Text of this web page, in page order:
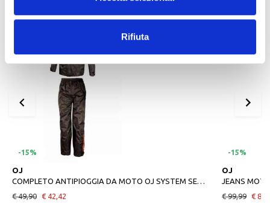
Rifiuta
-15%
OJ
COMPLETO ANTIPIOGGIA DA MOTO OJ SYSTEM SET NERO
€ 49,90 € 42,42
-15%
OJ
JEANS
€ 99,99 €